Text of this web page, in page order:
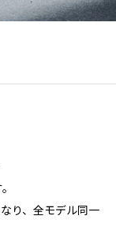
り、全モデル同一